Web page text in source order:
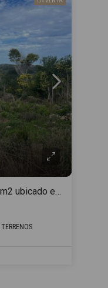
Terreno en venta de 14339m2 ubicado en Piriápolis
TERRENOS